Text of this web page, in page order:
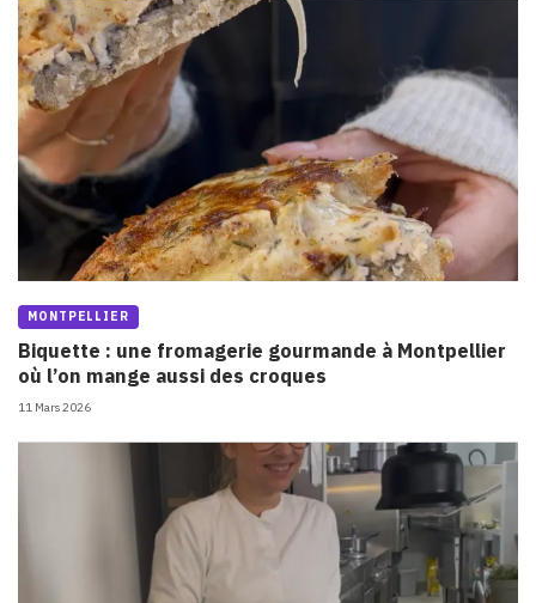
MONTPELLIER
Biquette : une fromagerie gourmande à Montpellier
où l’on mange aussi des croques
11 Mars 2026